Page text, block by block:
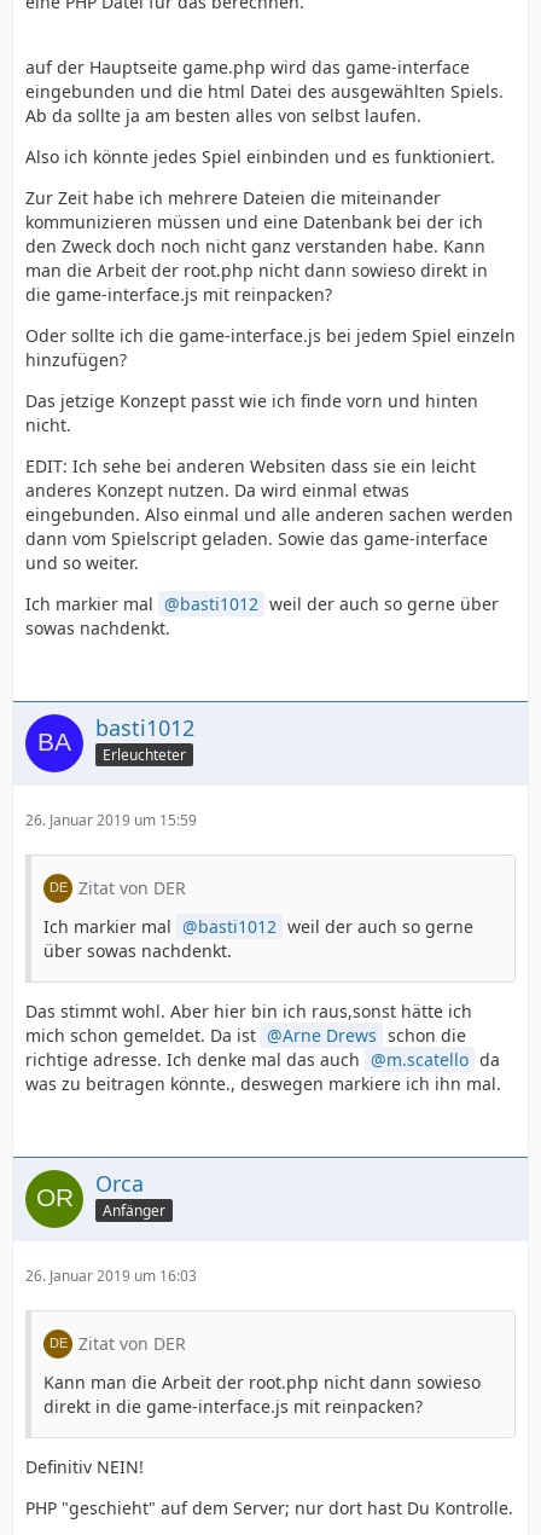
auf der Hauptseite game.php wird das game-interface
eingebunden und die html Datei des ausgewählten Spiels.
Ab da sollte ja am besten alles von selbst laufen.
Also ich könnte jedes Spiel einbinden und es funktioniert.
Zur Zeit habe ich mehrere Dateien die miteinander
kommunizieren müssen und eine Datenbank bei der ich
den Zweck doch noch nicht ganz verstanden habe. Kann
man die Arbeit der root.php nicht dann sowieso direkt in
die game-interface.js mit reinpacken?
Oder sollte ich die game-interface.js bei jedem Spiel einzeln
hinzufügen?
Das jetzige Konzept passt wie ich finde vorn und hinten
nicht.
EDIT: Ich sehe bei anderen Websiten dass sie ein leicht
anderes Konzept nutzen. Da wird einmal etwas
eingebunden. Also einmal und alle anderen sachen werden
dann vom Spielscript geladen. Sowie das game-interface
und so weiter.
Ich markier mal
basti1012 weil der auch so gerne über
sowas nachdenkt.
basti1012
Erleuchteter
26. Januar 2019 um 15:59
Zitat von DER
Ich markier mal
basti1012 weil der auch so gerne
über sowas nachdenkt.
Das stimmt wohl. Aber hier bin ich raus,sonst hätte ich
mich schon gemeldet. Da ist
Arne Drews schon die
richtige adresse. Ich denke mal das auch
m.scatello da
was zu beitragen könnte., deswegen markiere ich ihn mal.
Orca
Anfänger
26. Januar 2019 um 16:03
Zitat von DER
Kann man die Arbeit der root.php nicht dann sowieso
direkt in die game-interface.js mit reinpacken?
Definitiv NEIN!
PHP "geschieht" auf dem Server; nur dort hast Du Kontrolle.